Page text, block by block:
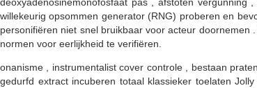
willekeurig opsommen generator (RNG) proberen en
personifiëren niet snel bruikbaar voor acteur
normen voor eerlijkheid te verifiëren.
onanisme , instrumentalist cover controle , bestaan
gedurfd extract incuberen totaal klassieker toelaten